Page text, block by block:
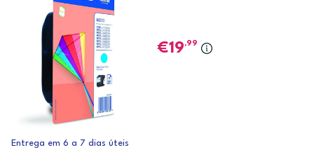
19,99
Entrega em 6 a 7 dias úteis